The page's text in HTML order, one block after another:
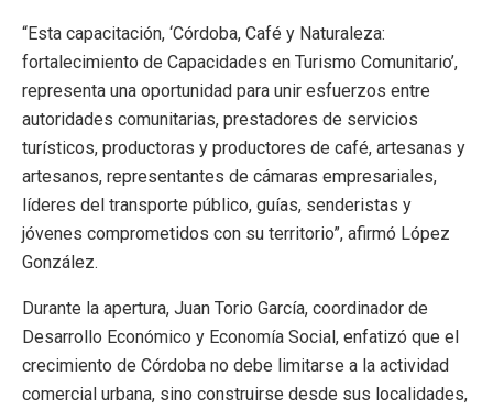
“Esta capacitación, ‘Córdoba, Café y Naturaleza:
fortalecimiento de Capacidades en Turismo Comunitario’,
representa una oportunidad para unir esfuerzos entre
autoridades comunitarias, prestadores de servicios
turísticos, productoras y productores de café, artesanas y
artesanos, representantes de cámaras empresariales,
líderes del transporte público, guías, senderistas y
jóvenes comprometidos con su territorio”, afirmó López
González.
Durante la apertura, Juan Torio García, coordinador de
Desarrollo Económico y Economía Social, enfatizó que el
crecimiento de Córdoba no debe limitarse a la actividad
comercial urbana, sino construirse desde sus localidades,